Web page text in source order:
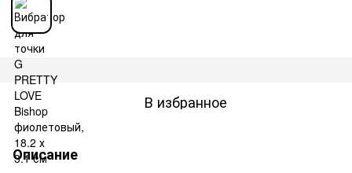
В избранное
Описание